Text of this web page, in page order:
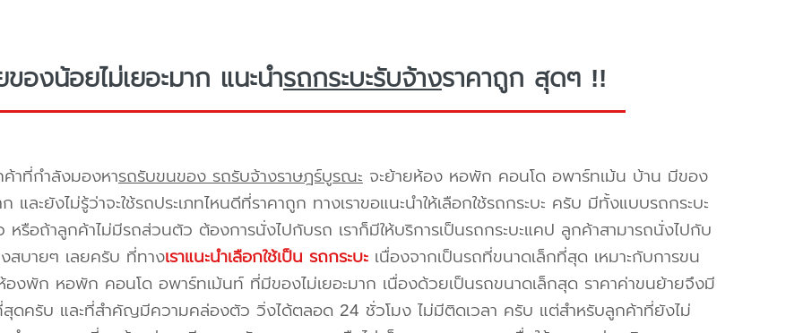
องน้อยไม่เยอะมาก แนะนำรถกระบะรับจ้างราคาถูก สุดๆ !!
าที่กำลังมองหารถรับขนของ รถรับจ้างราษฎร์บูรณะจะย้ายห้อง หอพัก คอนโด อพาร์ทเม้น บ้าน มีของ
ก และยังไม่รู้ว่าจะใช้รถประเภทไหนดีที่ราคาถูก ทางเราขอแนะนำให้เลือกใช้รถกระบะ ครับ มีทั้งแบบรถกระบะ
หรือถ้าลูกค้าไม่มีรถส่วนตัว ต้องการนั่งไปกับรถ เราก็มีให้บริการเป็นรถกระบะแคป ลูกค้าสามารถนั่งไปกับ
สบายๆ เลยครับ ที่ทางเราแนะนำเลือกใช้เป็น รถกระบะเนื่องจากเป็นรถที่ขนาดเล็กที่สุด เหมาะกับการขน
งพัก หอพัก คอนโด อพาร์ทเม้นท์ ที่มีของไม่เยอะมาก เนื่องด้วยเป็นรถขนาดเล็กสุด ราคาค่าขนย้ายจึงมี
สุดครับ และที่สำคัญมีความคล่องตัว วิ่งได้ตลอด 24 ชั่วโมง ไม่มีติดเวลา ครับ แต่สำหรับลูกค้าที่ยังไม่